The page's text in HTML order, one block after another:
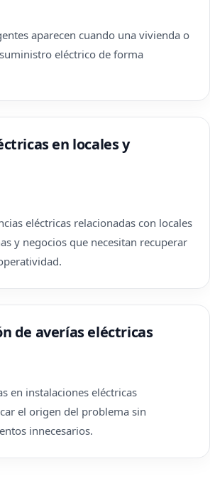
aparecen cuando una vivienda o
eléctrico de forma
en locales y
eléctricas relacionadas con locales
y negocios que necesitan recuperar
de averías eléctricas
en instalaciones eléctricas
el origen del problema sin
innecesarios.